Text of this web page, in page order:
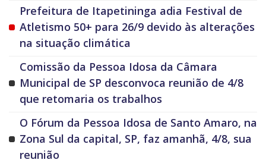
Prefeitura de Itapetininga adia Festival de
Atletismo 50+ para 26/9 devido às alterações
na situação climática
Comissão da Pessoa Idosa da Câmara
Municipal de SP desconvoca reunião de 4/8
que retomaria os trabalhos
O Fórum da Pessoa Idosa de Santo Amaro, na
Zona Sul da capital, SP, faz amanhã, 4/8, sua
reunião